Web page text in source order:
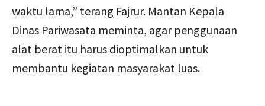
waktu lama,” terang Fajrur. Mantan Kepala
Dinas Pariwasata meminta, agar penggunaan
alat berat itu harus dioptimalkan untuk
membantu kegiatan masyarakat luas.